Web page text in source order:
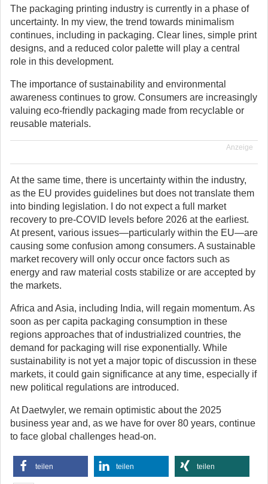
The packaging printing industry is currently in a phase of
uncertainty. In my view, the trend towards minimalism
continues, including in packaging. Clear lines, simple print
designs, and a reduced color palette will play a central
role in this development.
The importance of sustainability and environmental
awareness continues to grow. Consumers are increasingly
valuing eco-friendly packaging made from recyclable or
reusable materials.
Anzeige
At the same time, there is uncertainty within the industry,
as the EU provides guidelines but does not translate them
into binding legislation. I do not expect a full market
recovery to pre-COVID levels before 2026 at the earliest.
At present, various issues—particularly within the EU—are
causing some confusion among consumers. A sustainable
market recovery will only occur once factors such as
energy and raw material costs stabilize or are accepted by
the markets.
Africa and Asia, including India, will regain momentum. As
soon as per capita packaging consumption in these
regions approaches that of industrialized countries, the
demand for packaging will rise exponentially. While
sustainability is not yet a major topic of discussion in these
markets, it could gain significance at any time, especially if
new political regulations are introduced.
At Daetwyler, we remain optimistic about the 2025
business year and, as we have for over 80 years, continue
to face global challenges head-on.
teilen teilen teilen